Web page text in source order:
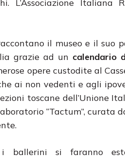
L’Associazione Italiana
il museo e il suo
grazie ad un calendario
opere custodite al
ai non vedenti e agli
toscane dell’Unione
“Tactum”, curata
i ballerini si faranno